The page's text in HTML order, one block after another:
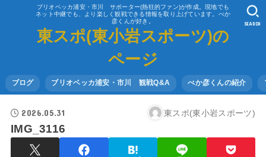
ブリオベッカ浦安・市川 サポーター(熱狂的ファン)が作成。現地でも
ネット中継でも、より楽しく観戦できる情報を取り上げています。べか
彦くんが好き。
東スポ(東小岩スポーツ)の
ページ
ブログ ブリオベッカ浦安・市川 観戦Q&A べか彦くんの紹介
SEARCH
2026.05.31 東スポ(東小岩スポーツ)
IMG_3116